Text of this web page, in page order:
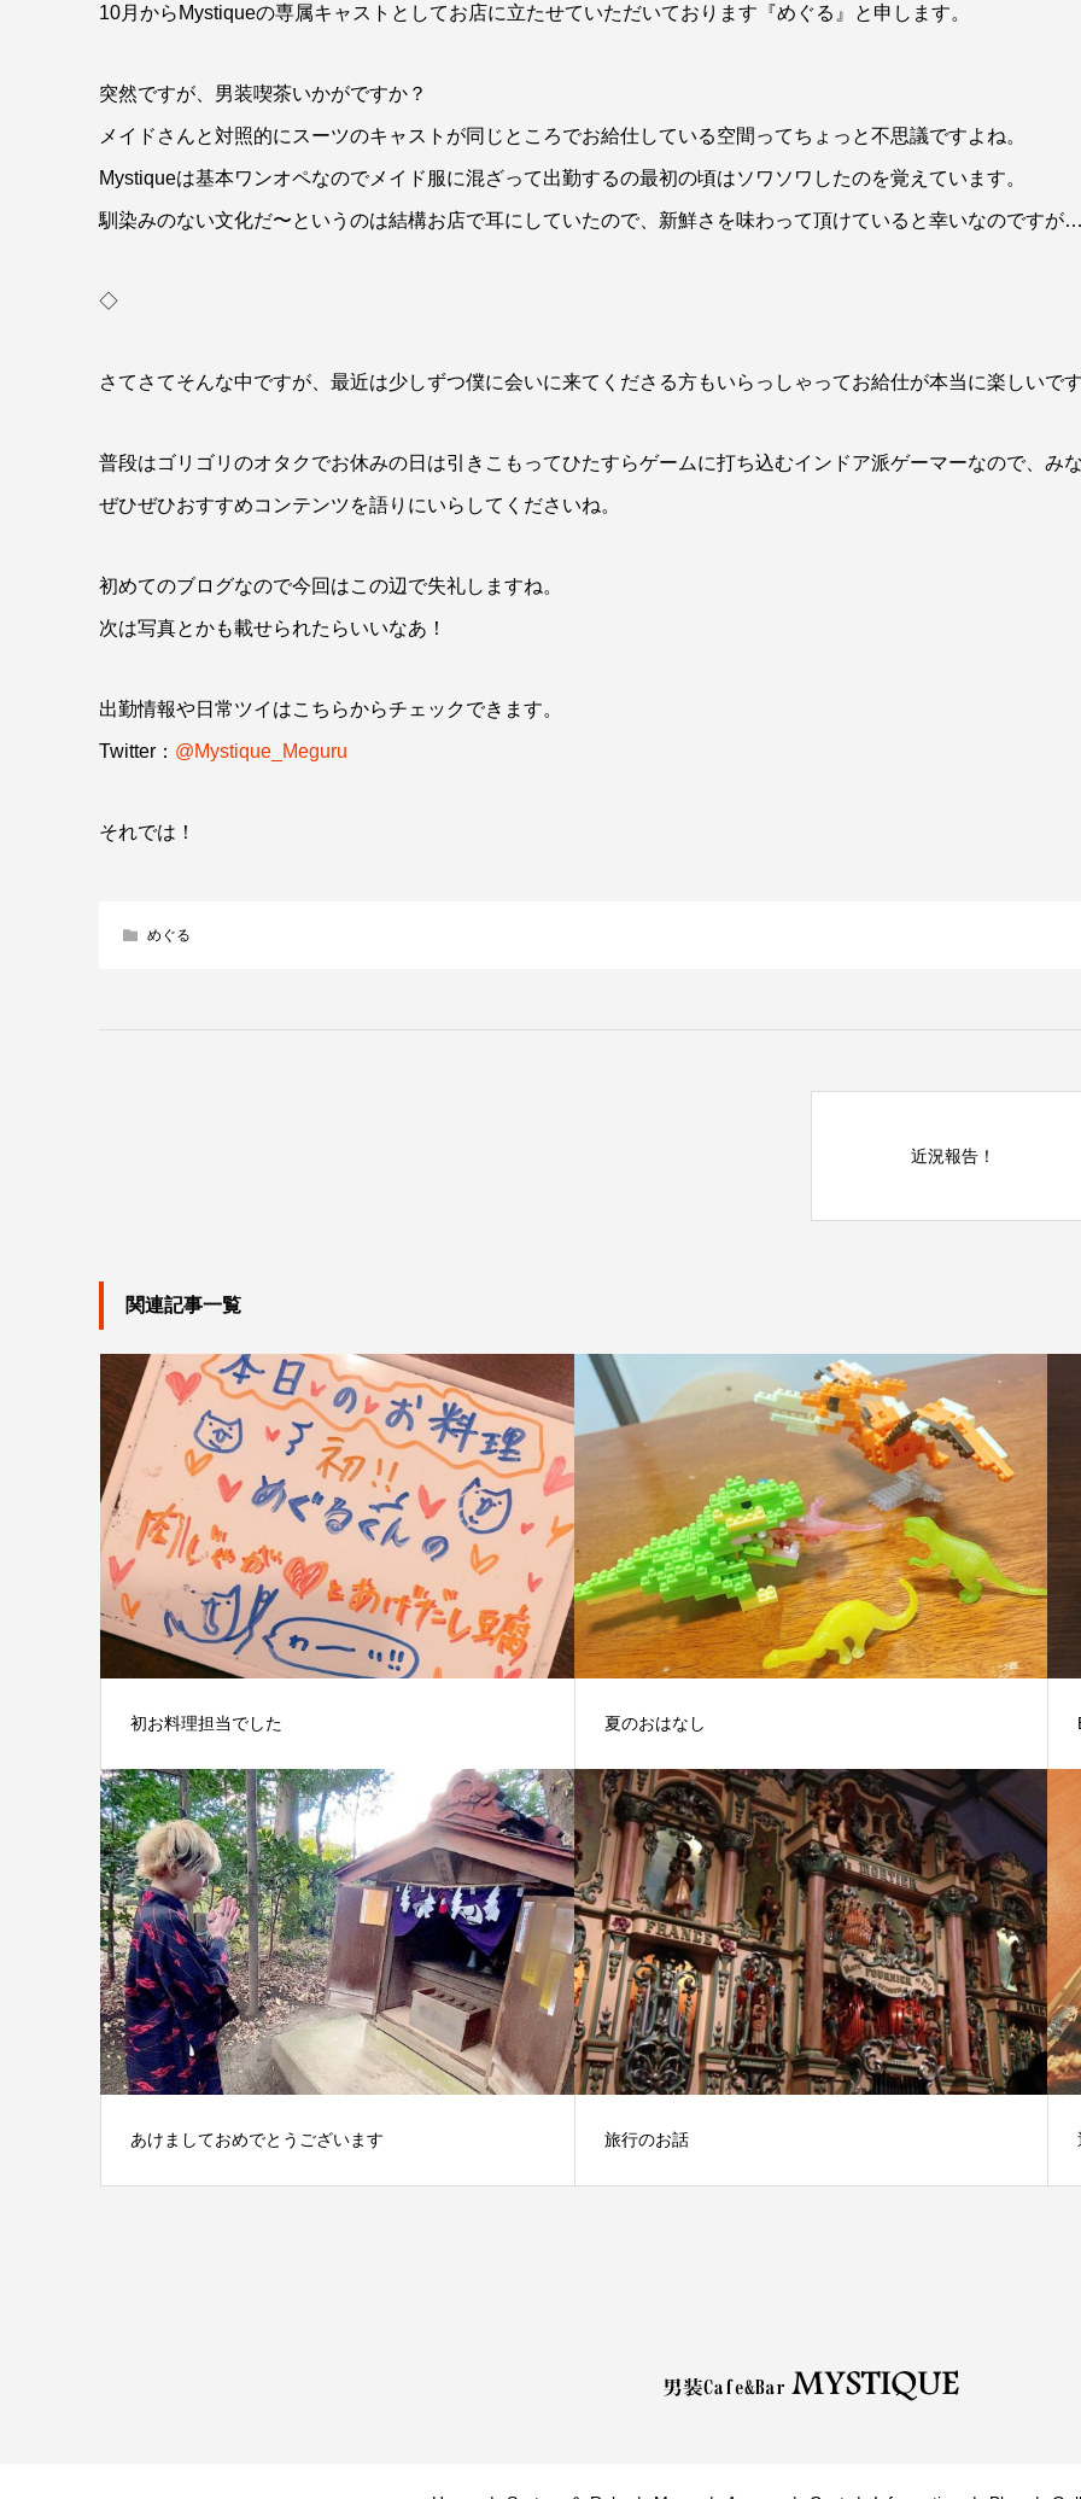
10月からMystiqueの専属キャストとしてお店に立たせていただいております『めぐる』と申します。
突然ですが、男装喫茶いかがですか？
メイドさんと対照的にスーツのキャストが同じところでお給仕している空間ってちょっと不思議ですよね。
Mystiqueは基本ワンオペなのでメイド服に混ざって出勤するの最初の頃はソワソワしたのを覚えています。
馴染みのない文化だ〜というのは結構お店で耳にしていたので、新鮮さを味わって頂けていると幸いなのですが
◇
さてさてそんな中ですが、最近は少しずつ僕に会いに来てくださる方もいらっしゃってお給仕が本当に楽しいで
普段はゴリゴリのオタクでお休みの日は引きこもってひたすらゲームに打ち込むインドア派ゲーマーなので、み
ぜひぜひおすすめコンテンツを語りにいらしてくださいね。
初めてのブログなので今回はこの辺で失礼しますね。
次は写真とかも載せられたらいいなあ！
出勤情報や日常ツイはこちらからチェックできます。
Twitter： @Mystique_Meguru
それでは！
めぐる
近況報告！
関連記事一覧
初お料理担当でした 夏のおはなし
あけましておめでとうございます 旅行のお話